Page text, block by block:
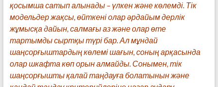
қосымша сатып алынады – үлкен және көлемді. Тік
модельдер жақсы, өйткені олар әрдайым дерлік
жұмысқа дайын, салмағы аз және олар өте
тартымды сыртқы түрі бар. Ал мұндай
шаңсорғыштардың көлемі шағын, соның арқасында
олар шкафта көп орын алмайды. Сонымен, тік
шаңсорғышты қалай таңдауға болатынын және